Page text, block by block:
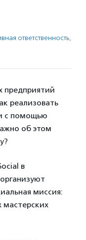
ответственность,
предприятий
реализовать
с помощью
об этом
в
миссия:
мастерских